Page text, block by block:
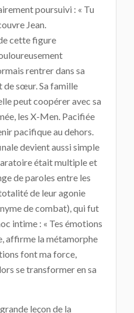
poursuivi : « Tu
Jean.
cette figure
rentrer dans sa
sœur. Sa famille
peut coopérer avec sa
les X-Men. Pacifiée
pacifique au dehors.
devient aussi simple
était multiple et
de paroles entre les
de leur agonie
de combat), qui fut
intime : « Tes émotions
affirme la métamorphe
font ma force,
se transformer en sa
leçon de la